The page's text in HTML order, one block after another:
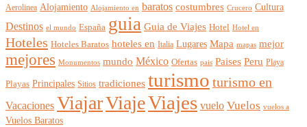
Aerolinea Alojamiento Alojamiento en baratos costumbres Crucero Cultura
Destinos el mundo España guia Guia de Viajes Hotel Hotel en
Hoteles Hoteles Baratos hoteles en Italia Lugares Mapa mapas mejor
mejores Monumentos mundo México Ofertas pais Paises Peru Playa
Playas Principales Sitios tradiciones turismo turismo en
Vacaciones ViajarViajeViajes vuelo Vuelos vuelos a
Vuelos Baratos